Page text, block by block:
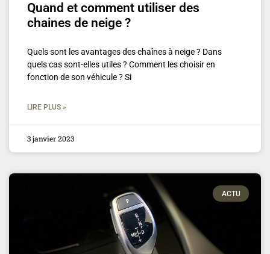
Quand et comment utiliser des
chaines de neige ?
Quels sont les avantages des chaînes à neige ? Dans
quels cas sont-elles utiles ? Comment les choisir en
fonction de son véhicule ? Si
LIRE PLUS »
3 janvier 2023
ACTU